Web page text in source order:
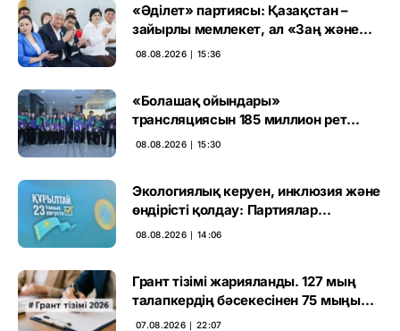
«Әділет» партиясы: Қазақстан –
зайырлы мемлекет, ал «Заң және
тәртіп» қағидаты баршаға міндетті
08.08.2026 ∣ 15:36
«Болашақ ойындары»
трансляциясын 185 миллион рет
көрген
08.08.2026 ∣ 15:30
Экологиялық керуен, инклюзия және
өндірісті қолдау: Партиялар
өңірлерде қандай мәселе көтерді
08.08.2026 ∣ 14:06
Грант тізімі жарияланды. 127 мың
талапкердің бәсекесінен 75 мыңы
өтті
07.08.2026 ∣ 22:07